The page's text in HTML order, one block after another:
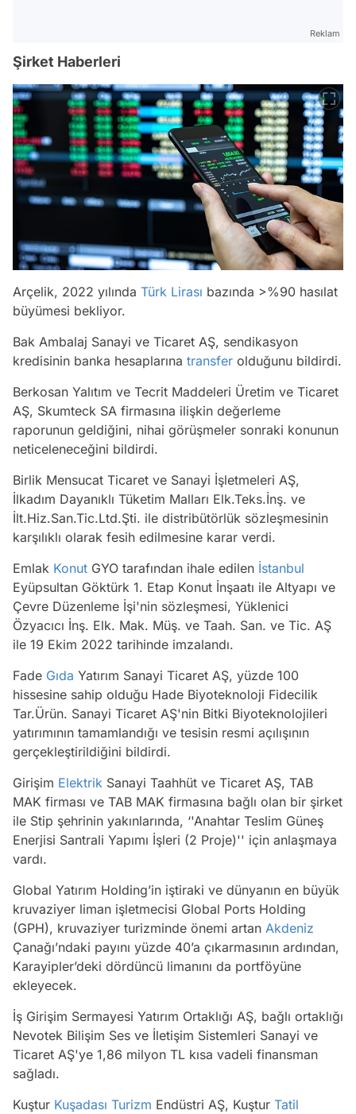
Reklam
Şirket Haberleri
Arçelik, 2022 yılında Türk Lirası bazında >%90 hasılat
büyümesi bekliyor.
Bak Ambalaj Sanayi ve Ticaret AŞ, sendikasyon
kredisinin banka hesaplarına transfer olduğunu bildirdi.
Berkosan Yalıtım ve Tecrit Maddeleri Üretim ve Ticaret
AŞ, Skumteck SA firmasına ilişkin değerleme
raporunun geldiğini, nihai görüşmeler sonraki konunun
neticeleneceğini bildirdi.
Birlik Mensucat Ticaret ve Sanayi İşletmeleri AŞ,
İlkadım Dayanıklı Tüketim Malları Elk.Teks.İnş. ve
İlt.Hiz.San.Tic.Ltd.Şti. ile distribütörlük sözleşmesinin
karşılıklı olarak fesih edilmesine karar verdi.
Emlak Konut GYO tarafından ihale edilen İstanbul
Eyüpsultan Göktürk 1. Etap Konut İnşaatı ile Altyapı ve
Çevre Düzenleme İşi'nin sözleşmesi, Yüklenici
Özyacıcı İnş. Elk. Mak. Müş. ve Taah. San. ve Tic. AŞ
ile 19 Ekim 2022 tarihinde imzalandı.
Fade Gıda Yatırım Sanayi Ticaret AŞ, yüzde 100
hissesine sahip olduğu Hade Biyoteknoloji Fidecilik
Tar.Ürün. Sanayi Ticaret AŞ'nin Bitki Biyoteknolojileri
yatırımının tamamlandığı ve tesisin resmi açılışının
gerçekleştirildiğini bildirdi.
Girişim Elektrik Sanayi Taahhüt ve Ticaret AŞ, TAB
MAK firması ve TAB MAK firmasına bağlı olan bir şirket
ile Stip şehrinin yakınlarında, ‘'Anahtar Teslim Güneş
Enerjisi Santrali Yapımı İşleri (2 Proje)'' için anlaşmaya
vardı.
Global Yatırım Holding’in iştiraki ve dünyanın en büyük
kruvaziyer liman işletmecisi Global Ports Holding
(GPH), kruvaziyer turizminde önemi artan Akdeniz
Çanağı’ndaki payını yüzde 40’a çıkarmasının ardından,
Karayipler’deki dördüncü limanını da portföyüne
ekleyecek.
İş Girişim Sermayesi Yatırım Ortaklığı AŞ, bağlı ortaklığı
Nevotek Bilişim Ses ve İletişim Sistemleri Sanayi ve
Ticaret AŞ'ye 1,86 milyon TL kısa vadeli finansman
sağladı.
Kuştur Kuşadası Turizm Endüstri AŞ, Kuştur Tatil